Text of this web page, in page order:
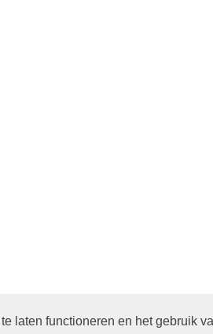
laten functioneren en het gebruik